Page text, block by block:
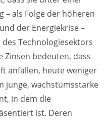
– als Folge der höheren
der Energiekrise –
Technologiesektors
Zinsen bedeuten, dass
anfallen, heute weniger
junge, wachstumsstarke
in dem die
ist. Deren